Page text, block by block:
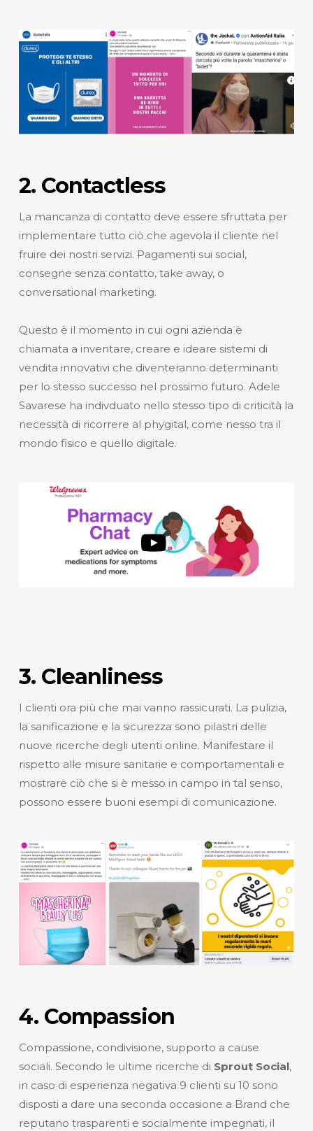
2. Contactless
La mancanza di contatto deve essere sfruttata per
implementare tutto ciò che agevola il cliente nel
fruire dei nostri servizi. Pagamenti sui social,
consegne senza contatto, take away, o
conversational marketing.
Questo è il momento in cui ogni azienda è
chiamata a inventare, creare e ideare sistemi di
vendita innovativi che diventeranno determinanti
per lo stesso successo nel prossimo futuro. Adele
Savarese ha indivduato nello stesso tipo di criticità la
necessità di ricorrere al phygital, come nesso tra il
mondo fisico e quello digitale.
3. Cleanliness
I clienti ora più che mai vanno rassicurati. La pulizia,
la sanificazione e la sicurezza sono pilastri delle
nuove ricerche degli utenti online. Manifestare il
rispetto alle misure sanitarie e comportamentali e
mostrare ciò che si è messo in campo in tal senso,
possono essere buoni esempi di comunicazione.
4. Compassion
Compassione, condivisione, supporto a cause
sociali. Secondo le ultime ricerche di Sprout Social,
in caso di esperienza negativa 9 clienti su 10 sono
disposti a dare una seconda occasione a Brand che
reputano trasparenti e socialmente impegnati, il